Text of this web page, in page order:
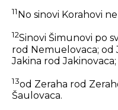
11 No sinovi Korahovi
12Sinovi Šimunovi po
rod Nemuelovaca; od
Jakina rod Jakinovaca;
13od Zeraha rod
Šaulovaca.